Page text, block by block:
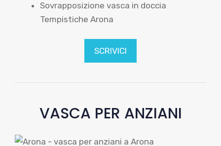
Sovrapposizione vasca in doccia
Tempistiche Arona
SCRIVICI
VASCA PER ANZIANI